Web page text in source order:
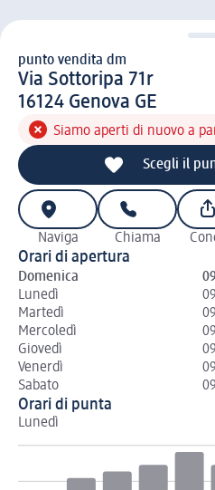
punto vendita d m
punto vendita dm
Via Sottoripa 71r
1 6 1 2 4
16124 Genova GE
Siamo aperti di nuovo a
Scegli il
Naviga Chiama
Orari di apertura
Domenica
Lunedì
Martedì
Mercoledì
Giovedì
Venerdì
Sabato
Orari di punta
Lunedì